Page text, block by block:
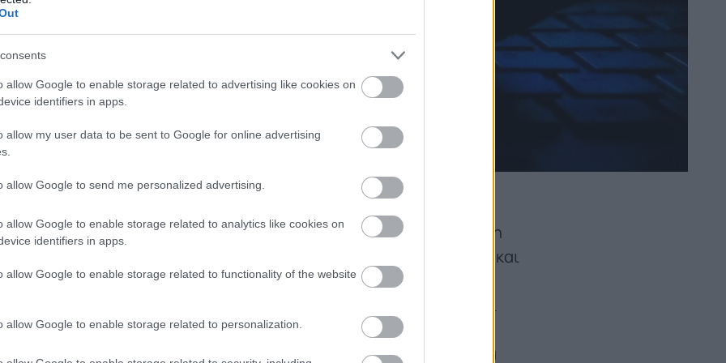
allow Google to enable storage related to advertising like cookies on
identifiers in apps.
allow my user data to be sent to Google for online advertising
allow Google to send me personalized advertising.
allow Google to enable storage related to analytics like cookies on
identifiers in apps.
allow Google to enable storage related to functionality of the website
allow Google to enable storage related to personalization.
για την ανάγκη εισαγωγής ενός,
είναι ορισμένες επισημάνσεις. Η πρώτη και σημαντικότερη
διάστασης μεταξύ των προσδοκιών του κοινού και της τεχνικής, και
θέμα. Το κοινό, καθένας δηλαδή από εμάς, παίρνει τον όρο
– και πολύ καλά κάνει: Η κυβερνοασφάλεια εξασφαλίζει
στο διαδίκτυο. Αντιθέτως όμως, η νομική προσέγγιση μέχρι
ακριβώς το ίδιο: Με τον όρο «κυβερνοασφάλεια» ο νόμος σήμερα